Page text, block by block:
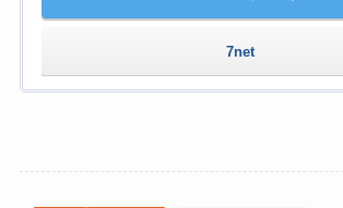
7net